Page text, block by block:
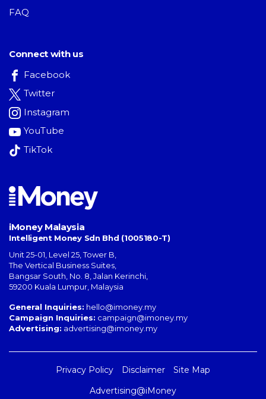
FAQ
Connect with us
Facebook
Twitter
Instagram
YouTube
TikTok
iMoney Malaysia
Intelligent Money Sdn Bhd (1005180-T)
Unit 25-01, Level 25, Tower B,
The Vertical Business Suites
Bangsar South No. 8, Jalan Kerinchi
59200 Kuala Lumpur Malaysia
General Inquiries: hello@imoney.my
Campaign Inquiries: campaign@imoney.my
Advertising: advertising@imoney.my
Privacy Policy Disclaimer
Site Map
Advertising@iMoney